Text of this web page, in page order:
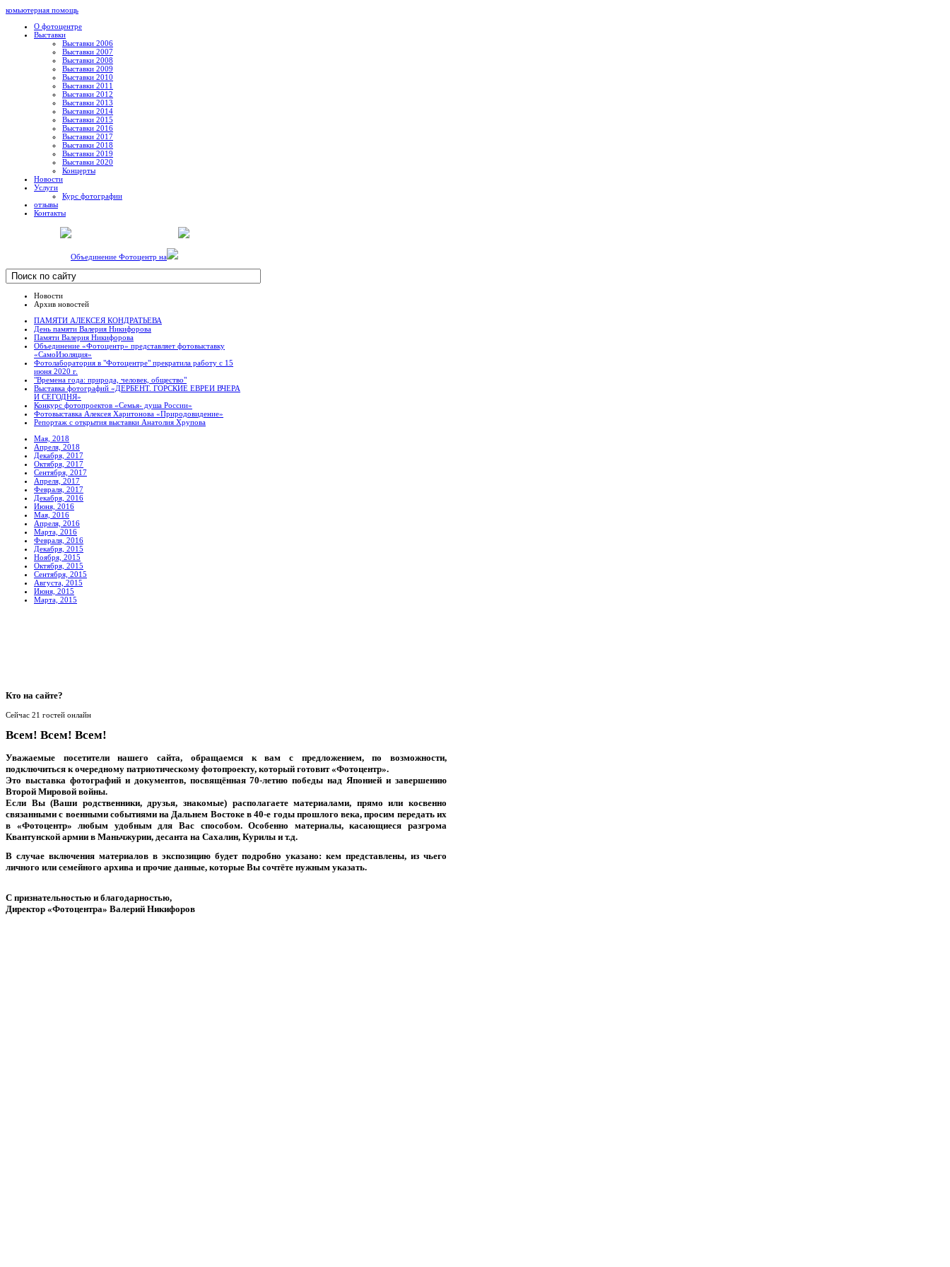
комьютерная помощь
О фотоцентре
Выставки
Выставки 2006
Выставки 2007
Выставки 2008
Выставки 2009
Выставки 2010
Выставки 2011
Выставки 2012
Выставки 2013
Выставки 2014
Выставки 2015
Выставки 2016
Выставки 2017
Выставки 2018
Выставки 2019
Выставки 2020
Концерты
Новости
Услуги
Курс фотографии
отзывы
Контакты
Объединение Фотоцентр на
Новости
Архив новостей
ПАМЯТИ АЛЕКСЕЯ КОНДРАТЬЕВА
День памяти Валерия Никифорова
Памяти Валерия Никифорова
Объединение «Фотоцентр» представляет фотовыставку
«СамоИзоляция»
Фотолаборатория в "Фотоцентре" прекратила работу с 15
июня 2020 г.
"Времена года: природа, человек, общество"
Выставка фотографий «ДЕРБЕНТ. ГОРСКИЕ ЕВРЕИ ВЧЕРА
И СЕГОДНЯ»
Конкурс фотопроектов «Семья- душа России»
Фотовыставка Алексея Харитонова «Природовидение»
Репортаж с открытия выставки Анатолия Хрупова
Мая, 2018
Апреля, 2018
Декабря, 2017
Октября, 2017
Сентября, 2017
Апреля, 2017
Февраля, 2017
Декабря, 2016
Июня, 2016
Мая, 2016
Апреля, 2016
Марта, 2016
Февраля, 2016
Декабря, 2015
Ноября, 2015
Октября, 2015
Сентября, 2015
Августа, 2015
Июня, 2015
Марта, 2015
Кто на сайте?
Сейчас 21 гостей онлайн
Всем! Всем! Всем!
Уважаемые посетители нашего сайта, обращаемся к вам с предложением, по возможности,
подключиться к очередному патриотическому фотопроекту, который готовит «Фотоцентр».
Это выставка фотографий и документов, посвящённая 70-летию победы над Японией и завершению
Второй Мировой войны.
Если Вы (Ваши родственники, друзья, знакомые) располагаете материалами, прямо или косвенно
связанными с военными событиями на Дальнем Востоке в 40-е годы прошлого века, просим передать их
в «Фотоцентр» любым удобным для Вас способом. Особенно материалы, касающиеся разгрома
Квантунской армии в Маньчжурии, десанта на Сахалин, Курилы и т.д.
В случае включения материалов в экспозицию будет подробно указано: кем представлены, из чьего
личного или семейного архива и прочие данные, которые Вы сочтёте нужным указать.
С признательностью и благодарностью,
Директор «Фотоцентра» Валерий Никифоров